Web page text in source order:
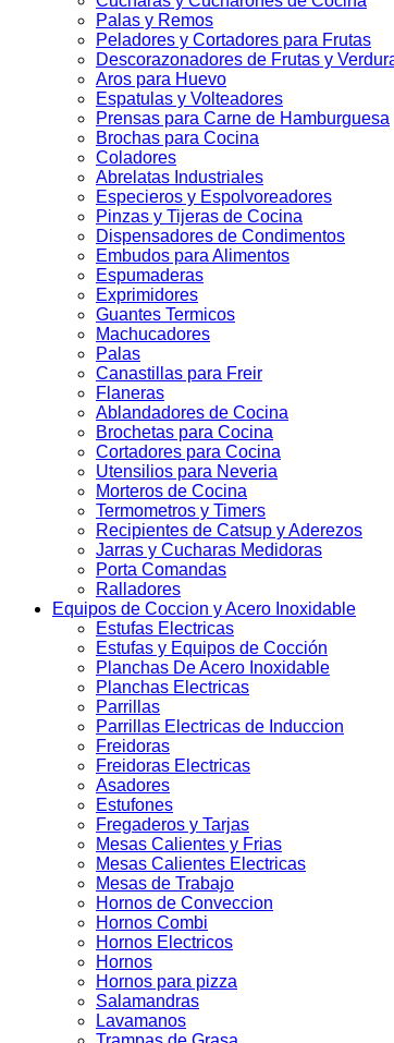
Palas y Remos
Peladores y Cortadores para Frutas
Descorazonadores de Frutas y
Aros para Huevo
Espatulas y Volteadores
Prensas para Carne de Hamburguesa
Brochas para Cocina
Coladores
Abrelatas Industriales
Especieros y Espolvoreadores
Pinzas y Tijeras de Cocina
Dispensadores de Condimentos
Embudos para Alimentos
Espumaderas
Exprimidores
Guantes Termicos
Machucadores
Palas
Canastillas para Freir
Flaneras
Ablandadores de Cocina
Brochetas para Cocina
Cortadores para Cocina
Utensilios para Neveria
Morteros de Cocina
Termometros y Timers
Recipientes de Catsup y Aderezos
Jarras y Cucharas Medidoras
Porta Comandas
Ralladores
Equipos de Coccion y Acero Inoxidable
Estufas Electricas
Estufas y Equipos de Cocción
Planchas De Acero Inoxidable
Planchas Electricas
Parrillas
Parrillas Electricas de Induccion
Freidoras
Freidoras Electricas
Asadores
Estufones
Fregaderos y Tarjas
Mesas Calientes y Frias
Mesas Calientes Electricas
Mesas de Trabajo
Hornos de Conveccion
Hornos Combi
Hornos Electricos
Hornos
Hornos para pizza
Salamandras
Lavamanos